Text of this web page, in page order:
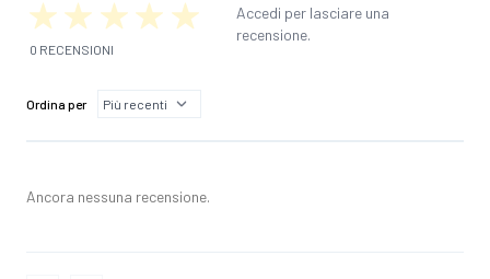
0 RECENSIONI
Accedi per lasciare una
recensione.
Ordina per
Ancora nessuna recensione.